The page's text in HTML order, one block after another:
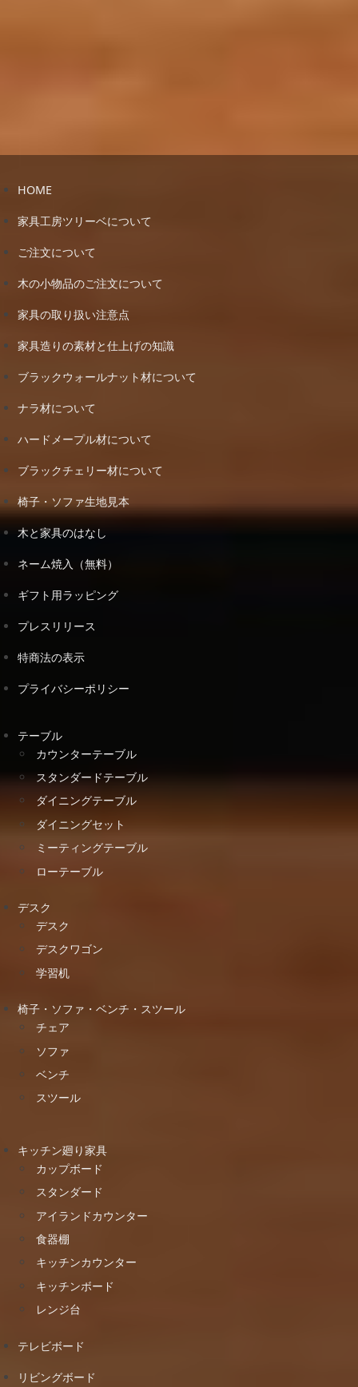
HOME
家具工房ツリーベについて
ご注文について
木の小物品のご注文について
家具の取り扱い注意点
家具造りの素材と仕上げの知識
ブラックウォールナット材について
ナラ材について
ハードメープル材について
ブラックチェリー材について
椅子・ソファ生地見本
木と家具のはなし
ネーム焼入（無料）
ギフト用ラッピング
プレスリリース
特商法の表示
プライバシーポリシー
テーブル
カウンターテーブル
スタンダードテーブル
ダイニングテーブル
ダイニングセット
ミーティングテーブル
ローテーブル
デスク
デスク
デスクワゴン
学習机
椅子・ソファ・ベンチ・スツール
チェア
ソファ
ベンチ
スツール
キッチン廻り家具
カップボード
スタンダード
アイランドカウンター
食器棚
キッチンカウンター
キッチンボード
レンジ台
テレビボード
リビングボード